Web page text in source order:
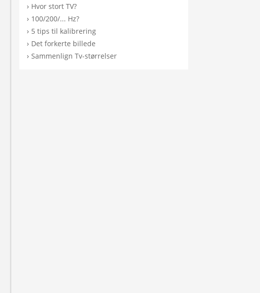
› Hvor stort TV?
› 100/200/... Hz?
› 5 tips til kalibrering
› Det forkerte billede
›Sammenlign Tv-størrelser